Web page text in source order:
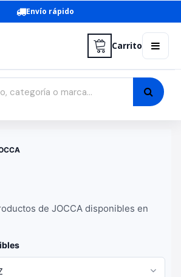
Envío rápido
Carrito
de JOCCA disponibles en